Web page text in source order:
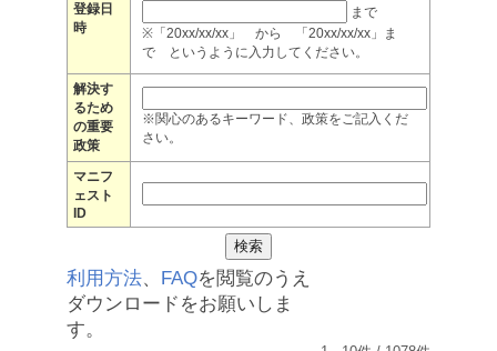
登録日
時
まで
※「20xx/xx/xx」 から 「20xx/xx/xx」ま
で というように入力してください。
解決す
るため
の重要
政策
※関心のあるキーワード、政策をご記入くだ
さい。
マニフ
ェスト
ID
利用方法、 FAQを閲覧のうえ
ダウンロードをお願いしま
す。